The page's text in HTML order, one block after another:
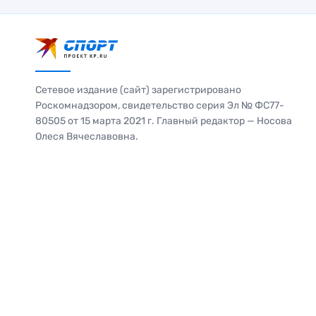
Сетевое издание (сайт) зарегистрировано
Роскомнадзором, свидетельство серия Эл № ФС77-
80505 от 15 марта 2021 г. Главный редактор — Носова
Олеся Вячеславовна.